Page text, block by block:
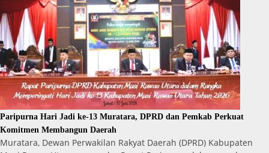
Paripurna Hari Jadi ke-13 Muratara, DPRD dan Pemkab Perkuat
Komitmen Membangun Daerah
Muratara, Dewan Perwakilan Rakyat Daerah (DPRD) Kabupaten